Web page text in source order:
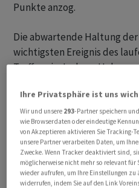
Punkte anzog.
Die abwartende Haltung
wichtigsten Ereignis des
Treffens in Jackson Hole
Kapitalmarktstratege
Markets. «Seine
Aktienmarkt beeinflussen,
äussert, ob im laufenden
September eine Erhöhung
erneut zu einer Pause
Ihre Privatsphäre ist uns
Wir und unsere 293-Partner speichern
wie Browserdaten oder eindeutige
von Akzeptieren aktivieren Sie Tracking-
unsere Partner verarbeiten Daten, um
Zwecke. Wenn Tracker deaktiviert sind,
möglicherweise nicht mehr so relevant für
wieder aufrufen, um Ihre Einstellungen
widerrufen, indem Sie auf den Link